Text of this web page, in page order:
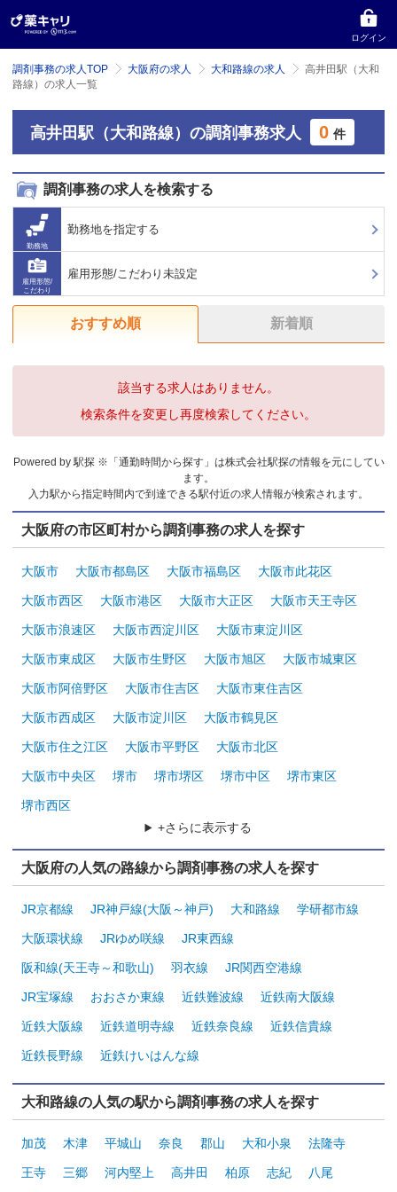
ログイン
調剤事務の求人TOP 大阪府の求人 大和路線の求人
高井田駅（大和
路線）の求人一覧
高井田駅（大和路線）の調剤事務求人 0 件
調剤事務の求人を検索する
勤務地
勤務地を指定する
雇用形態/
こだわり
雇用形態/こだわり未設定
おすすめ順 新着順
該当する求人はありません。
検索条件を変更し再度検索してください。
Powered by 駅探 ※「通勤時間から探す」は株式会社駅探の情報を元にしてい
ます。
入力駅から指定時間内で到達できる駅付近の求人情報が検索されます。
大阪府の市区町村から調剤事務の求人を探す
大阪市 大阪市都島区 大阪市福島区 大阪市此花区
大阪市西区 大阪市港区 大阪市大正区 大阪市天王寺区
大阪市浪速区 大阪市西淀川区 大阪市東淀川区
大阪市東成区 大阪市生野区 大阪市旭区 大阪市城東区
大阪市阿倍野区 大阪市住吉区 大阪市東住吉区
大阪市西成区 大阪市淀川区 大阪市鶴見区
大阪市住之江区 大阪市平野区 大阪市北区
大阪市中央区 堺市 堺市堺区 堺市中区 堺市東区
堺市西区
+さらに表示する
大阪府の人気の路線から調剤事務の求人を探す
JR京都線 JR神戸線(大阪～神戸) 大和路線 学研都市線
大阪環状線 JRゆめ咲線 JR東西線
阪和線(天王寺～和歌山) 羽衣線 JR関西空港線
JR宝塚線 おおさか東線 近鉄難波線 近鉄南大阪線
近鉄大阪線 近鉄道明寺線 近鉄奈良線 近鉄信貴線
近鉄長野線 近鉄けいはんな線
大和路線の人気の駅から調剤事務の求人を探す
加茂 木津 平城山 奈良 郡山 大和小泉 法隆寺
王寺 三郷 河内堅上 高井田 柏原 志紀 八尾